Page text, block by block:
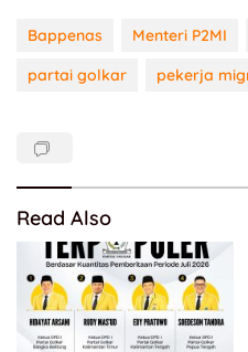
Bappenas Menteri P2MI
partai golkar
pekerja
Read Also